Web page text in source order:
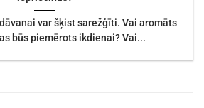
var šķist sarežģīti. Vai aromāts
būs piemērots ikdienai? Vai...